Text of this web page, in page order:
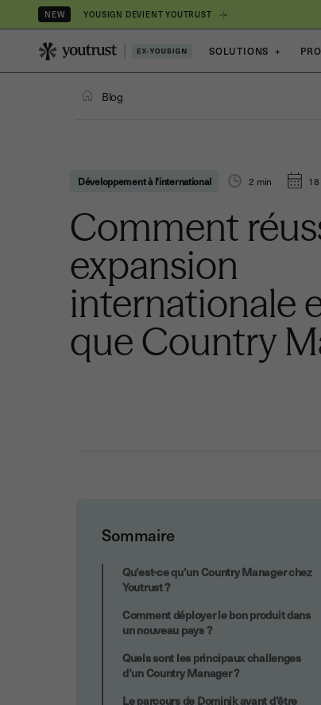
NEW YOUSIGN DEVIENT YOUTRUST
SOLUTIONS +
Blog
Développement à l'international 2 min
Comment
expansion
internationale
que Country
Sommaire
Comment candidater chez Youtrust ?
Qu’est-ce qu’un Country Manager chez
Youtrust ?
Comment déployer le bon produit dans
un nouveau pays ?
Quels sont les principaux challenges
d’un Country Manager ?
Le parcours de Dominik avant d’être